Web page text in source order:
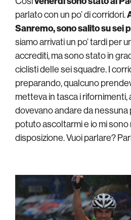
parlato con un po’ di corridori.
Sanremo, sono salito su sei
siamo arrivati un po’ tardi per
accrediti, ma sono stato in
ciclisti delle sei squadre. I
preparando, qualcuno
metteva in tasca i rifornimenti,
dovevano andare da nessuna
potuto ascoltarmi e io mi sono
disposizione. Vuoi parlare?